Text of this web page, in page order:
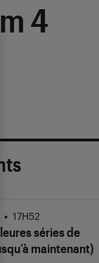
4
séries de
maintenant)
• 17H52